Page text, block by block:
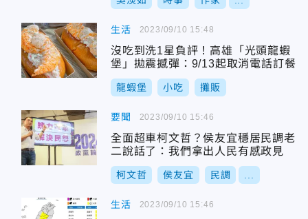
生活
沒吃到洗1星負評！高雄「光頭龍蝦
堡」拋震撼彈：9/13起取消電話訂餐
龍蝦堡 小吃 攤販
2023/09/10 15:48
要聞
全面超車柯文哲？侯友宜穩居民調老
二說話了：我們拿出人民有感政見
柯文哲 侯友宜 民調
2023/09/10 15:46
生活 2023/09/10 15:46